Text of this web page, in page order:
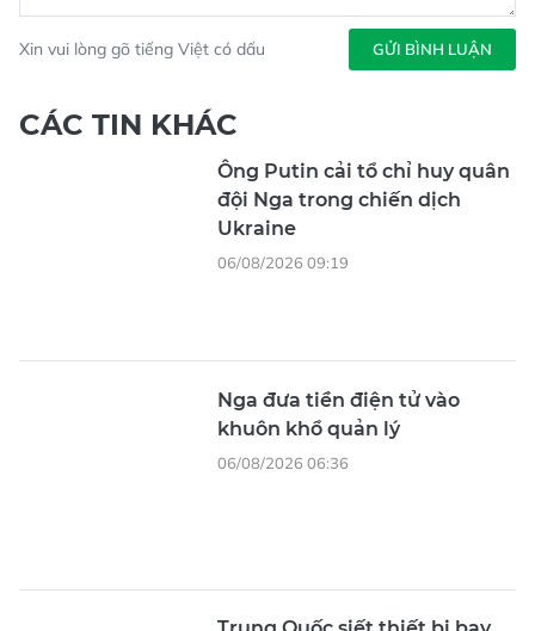
Xin vui lòng gõ tiếng Việt có dấu GỬI BÌNH LUẬN
CÁC TIN KHÁC
Ông Putin cải tổ chỉ huy quân
đội Nga trong chiến dịch
Ukraine
06/08/2026 09:19
Nga đưa tiền điện tử vào
khuôn khổ quản lý
06/08/2026 06:36